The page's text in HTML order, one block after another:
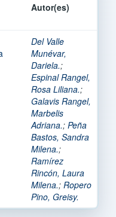
Autor(es)
Del Valle
Munévar,
Dariela.;
Espinal Rangel,
Rosa Liliana.;
Galavis Rangel,
Marbelis
Adriana.; Peña
Bastos, Sandra
Milena.;
Ramírez
Rincón, Laura
Milena.; Ropero
Pino, Greisy.